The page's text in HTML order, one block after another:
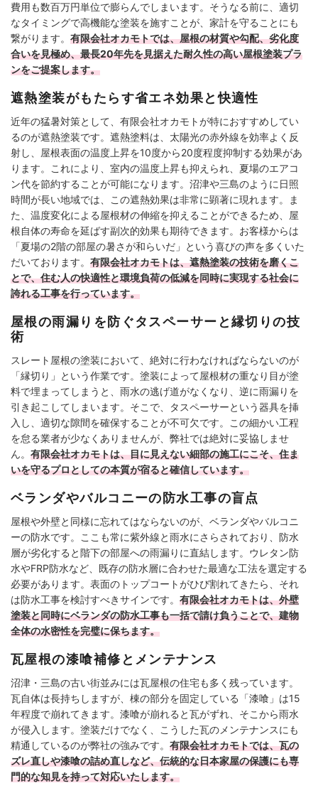
費用も数百万円単位で膨らんでしまいます。そうなる前に、適切
なタイミングで高機能な塗装を施すことが、家計を守ることにも
繋がります。 有限会社オカモトでは、屋根の材質や勾配、劣化度
合いを見極め、最長20年先を見据えた耐久性の高い屋根塗装プラ
ンをご提案します。
遮熱塗装がもたらす省エネ効果と快適性
近年の猛暑対策として、有限会社オカモトが特におすすめしてい
るのが遮熱塗装です。遮熱塗料は、太陽光の赤外線を効率よく反
射し、屋根表面の温度上昇を10度から20度程度抑制する効果があ
ります。これにより、室内の温度上昇も抑えられ、夏場のエアコ
ン代を節約することが可能になります。沼津や三島のように日照
時間が長い地域では、この遮熱効果は非常に顕著に現れます。ま
た、温度変化による屋根材の伸縮を抑えることができるため、屋
根自体の寿命を延ばす副次的効果も期待できます。お客様からは
「夏場の2階の部屋の暑さが和らいだ」という喜びの声を多くいた
だいております。 有限会社オカモトは、遮熱塗装の技術を磨くこ
とで、住む人の快適性と環境負荷の低減を同時に実現する社会に
誇れる工事を行っています。
屋根の雨漏りを防ぐタスペーサーと縁切りの技
術
スレート屋根の塗装において、絶対に行わなければならないのが
「縁切り」という作業です。塗装によって屋根材の重なり目が塗
料で埋まってしまうと、雨水の逃げ道がなくなり、逆に雨漏りを
引き起こしてしまいます。そこで、タスペーサーという器具を挿
入し、適切な隙間を確保することが不可欠です。この細かい工程
を怠る業者が少なくありませんが、弊社では絶対に妥協しませ
ん。 有限会社オカモトは、目に見えない細部の施工にこそ、住ま
いを守るプロとしての本質が宿ると確信しています。
ベランダやバルコニーの防水工事の盲点
屋根や外壁と同様に忘れてはならないのが、ベランダやバルコニ
ーの防水です。ここも常に紫外線と雨水にさらされており、防水
層が劣化すると階下の部屋への雨漏りに直結します。ウレタン防
水やFRP防水など、既存の防水層に合わせた最適な工法を選定する
必要があります。表面のトップコートがひび割れてきたら、それ
は防水工事を検討すべきサインです。 有限会社オカモトは、外壁
塗装と同時にベランダの防水工事も一括で請け負うことで、建物
全体の水密性を完璧に保ちます。
瓦屋根の漆喰補修とメンテナンス
沼津・三島の古い街並みには瓦屋根の住宅も多く残っています。
瓦自体は長持ちしますが、棟の部分を固定している「漆喰」は15
年程度で崩れてきます。漆喰が崩れると瓦がずれ、そこから雨水
が侵入します。塗装だけでなく、こうした瓦のメンテナンスにも
精通しているのが弊社の強みです。 有限会社オカモトでは、瓦の
ズレ直しや漆喰の詰め直しなど、伝統的な日本家屋の保護にも専
門的な知見を持って対応いたします。